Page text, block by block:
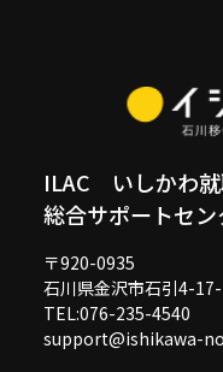
ILAC いしかわ
総合サポートセン
〒920-0935
石川県金沢市石引4-
TEL:076-235-4540
support@ishikawa-